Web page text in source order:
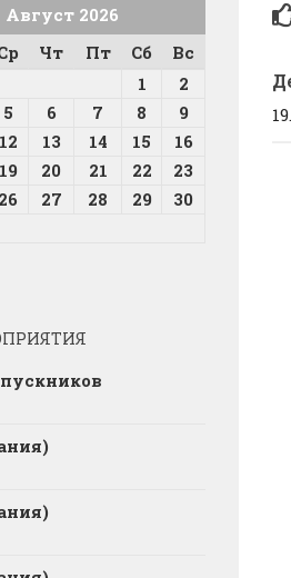
Август 2026
Чт Пт Сб
Вс
1
2
5 6 7 8
9
12 13 14 15
16
19 20 21 22
23
26 27 28 29
30